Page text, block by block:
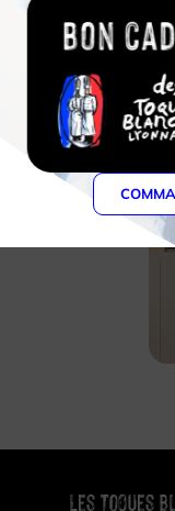
Les Toques